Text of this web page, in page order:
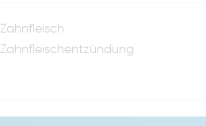
Zahnfleisch
Zahnfleischentzündung